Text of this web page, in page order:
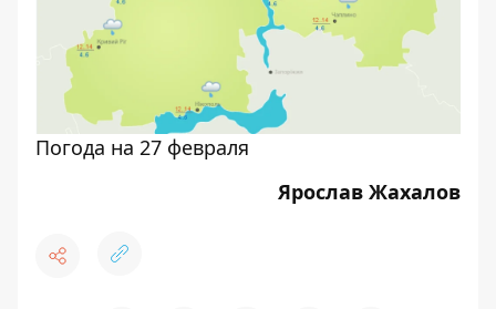
Погода на 27 февраля
Ярослав Жахалов